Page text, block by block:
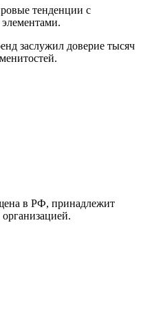
тенденции с
заслужил доверие тысяч
в РФ, принадлежит